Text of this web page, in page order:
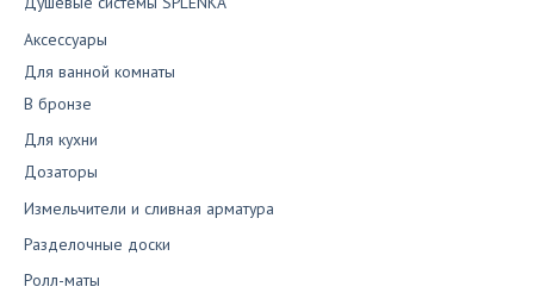
Аксессуары
Для ванной комнаты
В бронзе
Для кухни
Дозаторы
Измельчители и сливная арматура
Разделочные доски
Ролл-маты